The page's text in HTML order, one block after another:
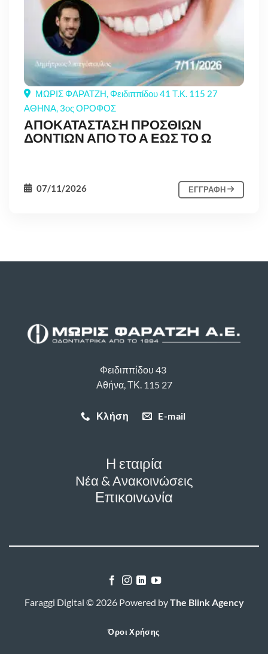
ΜΩΡΙΣ ΦΑΡΑΤΖΗ, Φειδιππίδου 41 Τ.Κ. 115 27
ΑΘΗΝΑ, 3ος ΟΡΟΦΟΣ
ΑΠΟΚΑΤΑΣΤΑΣΗ ΠΡΟΣΘΙΩΝ
ΔΟΝΤΙΩΝ ΑΠΟ ΤΟ Α ΕΩΣ ΤΟ Ω
07/11/2026 ΕΓΓΡΑΦΗ
Φειδιππίδου 43
Αθήνα, ΤΚ. 115 27
Κλήση E-mail
Η εταιρία
Νέα & Ανακοινώσεις
Επικοινωνία
Faraggi Digital © 2026 Powered byThe Blink Agency
Όροι Χρήσης